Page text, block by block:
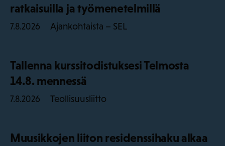
ratkaisuilla ja työmenetelmillä
7.8.2026 Ajankohtaista – SEL
Tallenna kurssitodistuksesi Telmosta
14.8. mennessä
7.8.2026 Teollisuusliitto
Muusikkojen liiton residenssihaku alkaa